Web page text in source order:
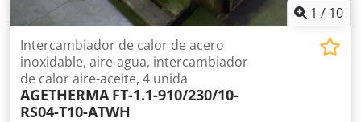
IP55 Peso: 23,5 kg
1 / 10
Intercambiador de calor de acero
inoxidable, aire-agua, intercambiador
de calor aire-aceite, 4 unida
AGETHERMA FT-1.1-910/230/10-
RS04-T10-ATWH